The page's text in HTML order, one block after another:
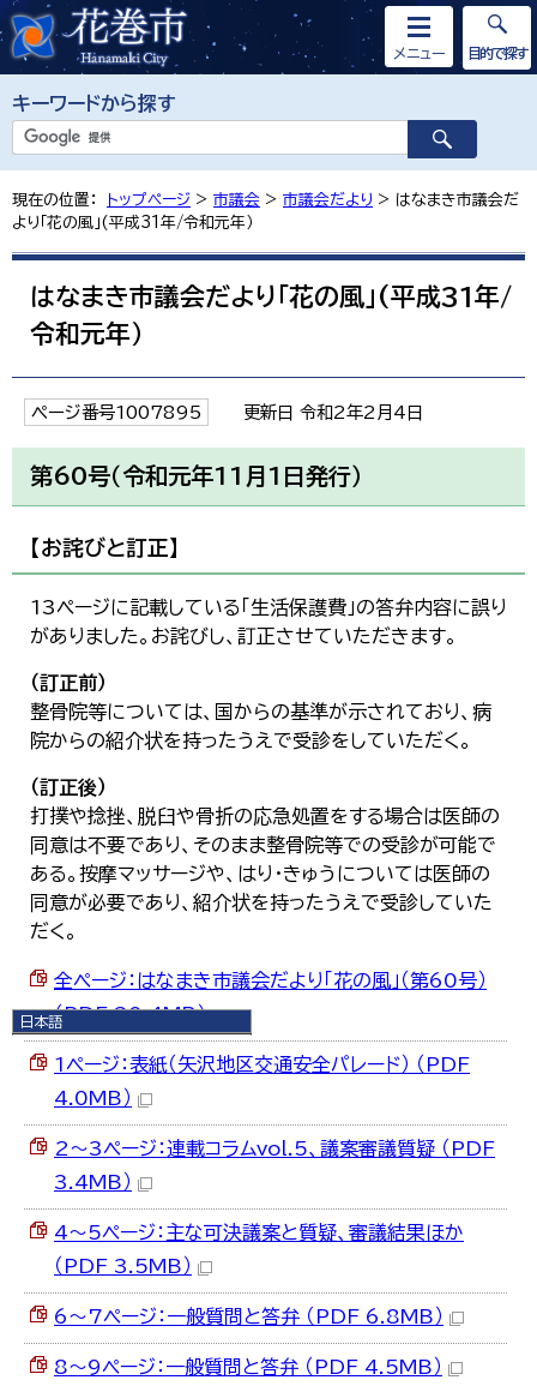
キーワードから探す
メニュー
日本語
日本語
English
한국어
繁體中文
目的で探す
現在の位置： トップページ > 市議会 > 市議会だより > はなまき市議会だ
より「花の風」(平成31年/令和元年）
はなまき市議会だより「花の風」(平成31年/
令和元年）
ページ番号1007895 更新日 令和2年2月4日
第60号（令和元年11月1日発行）
【お詫びと訂正】
13ページに記載している「生活保護費」の答弁内容に誤り
がありました。お詫びし、訂正させていただきます。
（訂正前）
整骨院等については、国からの基準が示されており、病
院からの紹介状を持ったうえで受診をしていただく。
（訂正後）
打撲や捻挫、脱臼や骨折の応急処置をする場合は医師の
同意は不要であり、そのまま整骨院等での受診が可能で
ある。按摩マッサージや、はり・きゅうについては医師の
同意が必要であり、紹介状を持ったうえで受診していた
だく。
全ページ：はなまき市議会だより「花の風」（第60号）
（PDF 30.4MB）
1ページ：表紙（矢沢地区交通安全パレード） （PDF
4.0MB）
2～3ページ：連載コラムvol.5、議案審議質疑 （PDF
3.4MB）
4～5ページ：主な可決議案と質疑、審議結果ほか
（PDF 3.5MB）
6～7ページ：一般質問と答弁 （PDF 6.8MB）
8～9ページ：一般質問と答弁 （PDF 4.5MB）